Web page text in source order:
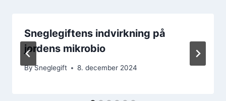
Sneglegiftens indvirkning på
jordens mikrobio
BySneglegift 8. december 2024